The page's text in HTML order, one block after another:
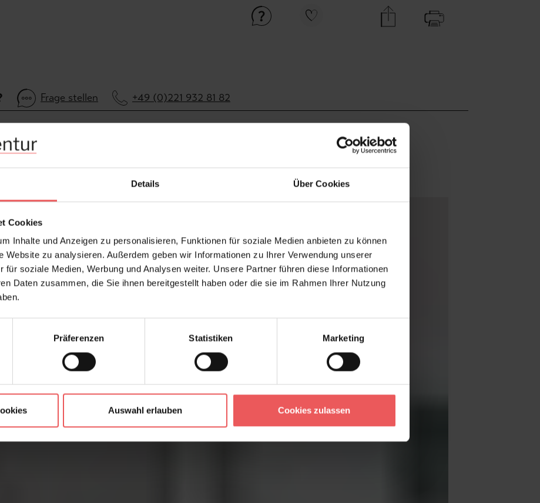
Details Über Cookies
Cookies
Inhalte und Anzeigen zu personalisieren, Funktionen für soziale Medien anbieten zu können
Website zu analysieren. Außerdem geben wir Informationen zu Ihrer Verwendung unserer
für soziale Medien, Werbung und Analysen weiter. Unsere Partner führen diese Informationen
Daten zusammen, die Sie ihnen bereitgestellt haben oder die sie im Rahmen Ihrer Nutzung
Präferenzen Statistiken Marketing
Auswahl erlauben Cookies zulassen
Frage stellen +49 (0)221 932 81 82